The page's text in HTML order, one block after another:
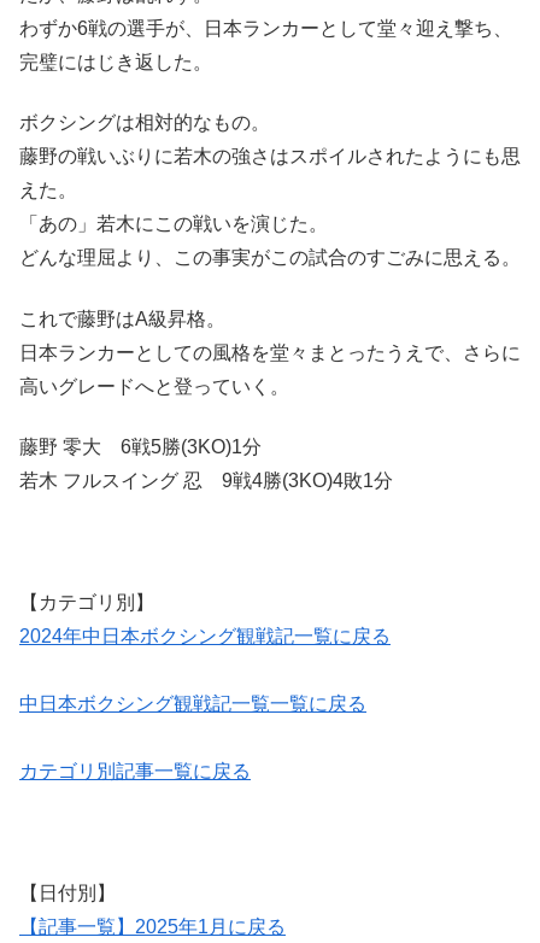
わずか6戦の選手が、日本ランカーとして堂々迎え撃ち、
完璧にはじき返した。
ボクシングは相対的なもの。
藤野の戦いぶりに若木の強さはスポイルされたようにも思
えた。
「あの」若木にこの戦いを演じた。
どんな理屈より、この事実がこの試合のすごみに思える。
これで藤野はA級昇格。
日本ランカーとしての風格を堂々まとったうえで、さらに
高いグレードへと登っていく。
藤野 零大 6戦5勝(3KO)1分
若木 フルスイング 忍 9戦4勝(3KO)4敗1分
【カテゴリ別】
2024年中日本ボクシング観戦記一覧に戻る
中日本ボクシング観戦記一覧一覧に戻る
カテゴリ別記事一覧に戻る
【日付別】
【記事一覧】2025年1月に戻る